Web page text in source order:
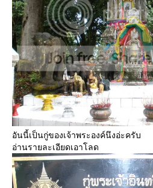
อันนี้เป็นกู่ของเจ้าพระองค์นึงอ่ะครับ
อ่านรายละเอียดเอาโลด